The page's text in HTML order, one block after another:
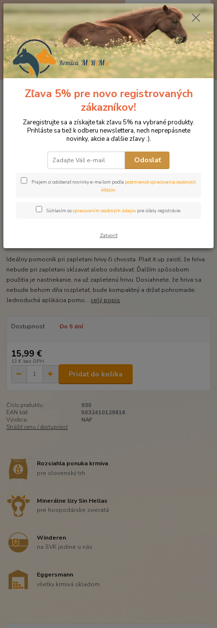
Menu
0ks
za0 €
Kozmetika pre kone Starostlivosť o kožu a srsť
NAF Plait it up
pre jednoduché zapletanie hrivy alebo chvosta
NAF Plait it up pre jednoduché
zapletanie hrivy alebo chvosta
Ideálny pomocník pri zapletani hrivy či chvosta. Plait it up zaistí, že hriva
nebude pri zapletani skĺzavať alebo odstávať. Ďalším spôsobom
použitia je nastriekanie, na už zapletenú hrivu. Dosiahnete, že hriva sa
nebude behom dňa rozpletať, bude kompaktný a držať pohromade.
Jednoduchá aplikácia pomo... celý popis
Dostupnosť Do 5 dní
15,99 €
13 € bez DPH
Pridať do košíka
Číslo produktu:
930
EAN kód:
5032410129816
Výrobca:
NAF
Strážiť cenu / dostupnosť
Rozsiahla ponuka krmiva
pre slovenský trh
Minerálne lizy Sin Hellas
pre hospodárske zvieratá
Winderen
na SVK jedine u nás
Eggersmann
všetky krmivá skladom
Zľava 5% pre novo registrovaných
zákazníkov!
Zaregistrujte sa a získajte tak zľavu 5% na vybrané produkty.
Prihláste sa tiež k odberu newslettera, nech neprepásnete
novinky, akcie a ďalšie zľavy :).
Odoslať
Prajem si odoberať novinky e-mailom podľa podmienok spracovania osobných
údajov.
Súhlasím sospracovaním osobných údajov pre účely registrácie.
Zatvoriť